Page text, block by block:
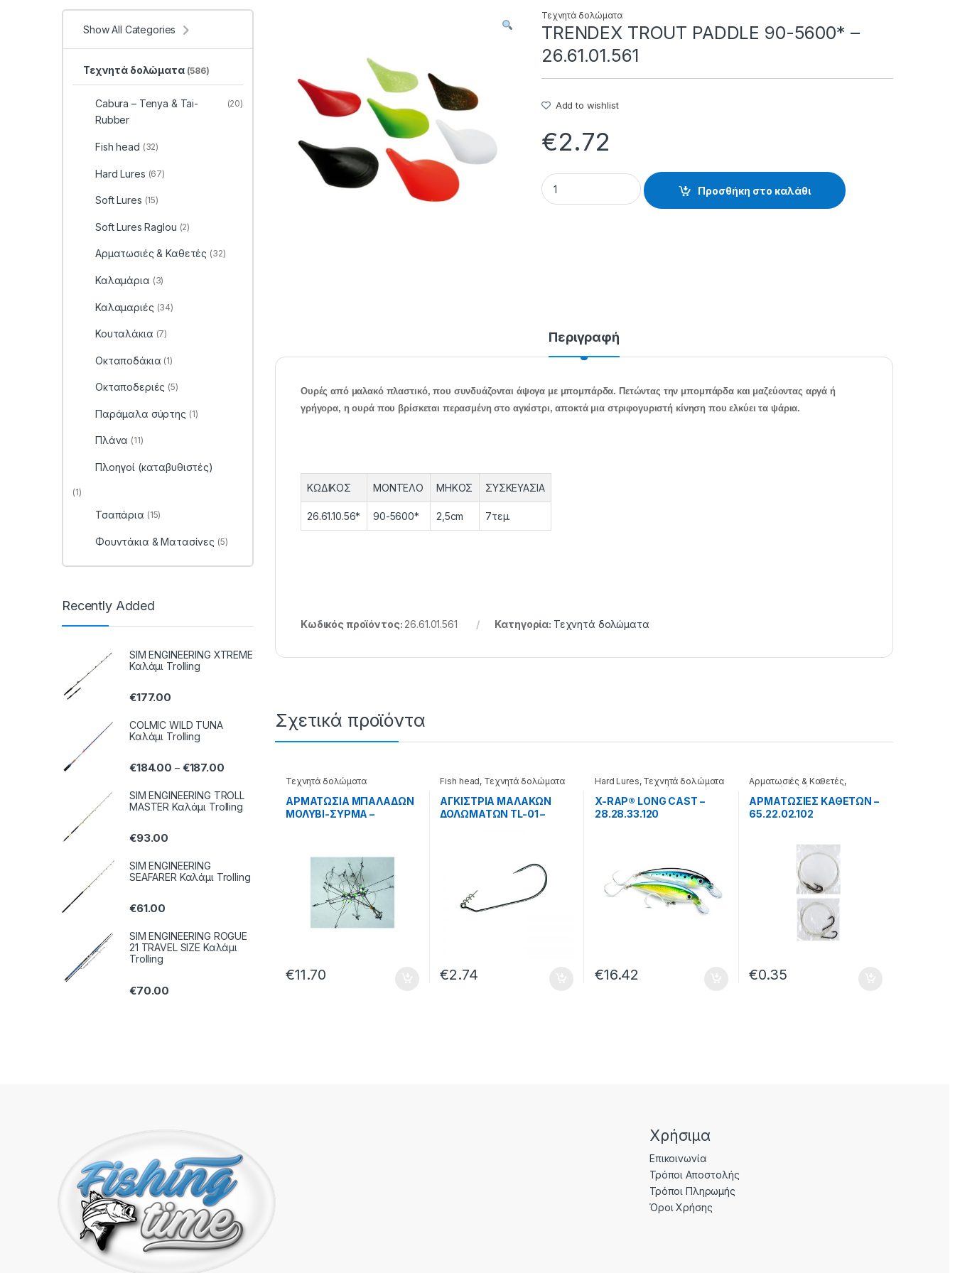
Τεχνητά δολώματα
TRENDEX TROUT PADDLE 90-5600* –
26.61.01.561
Add to wishlist
€2.72
TRENDEX TROUT PADDLE 90-5600* - 26.61.01.561 quantity
Προσθήκη στο καλάθι
Περιγραφή
Ουρές από μαλακό πλαστικό, που συνδυάζονται άψογα με μπομπάρδα. Πετώντας την μπομπάρδα και μαζεύοντας αργά ή
γρήγορα, η ουρά που βρίσκεται περασμένη στο αγκίστρι, αποκτά μια στριφογυριστή κίνηση που ελκύει τα ψάρια.
ΚΩΔΙΚΟΣ ΜΟΝΤΕΛΟ ΜΗΚΟΣ ΣΥΣΚΕΥΑΣΙΑ
26.61.10.56* 90-5600* 2,5cm 7τεμ.
Κωδικός προϊόντος: 26.61.01.561 Κατηγορία: Τεχνητά δολώματα
Σχετικά προϊόντα
Τεχνητά δολώματα
ΑΡΜΑΤΩΣΙΑ ΜΠΑΛΑΔΩΝ
ΜΟΛΥΒΙ-ΣΥΡΜΑ –
€11.70
Fish head, Τεχνητά δολώματα
ΑΓΚΙΣΤΡΙΑ ΜΑΛΑΚΩΝ
ΔΟΛΩΜΑΤΩΝ TL-01 –
€2.74
Hard Lures, Τεχνητά δολώματα
X-RAP® LONG CAST –
28.28.33.120
€16.42
Αρματωσιές & Καθετές,
Τεχνητά δολώματα
ΑΡΜΑΤΩΣΙΕΣ ΚΑΘΕΤΩΝ –
65.22.02.102
€0.35
Show All Categories
Τεχνητά δολώματα (586)
Cabura – Tenya & Tai-
Rubber
(20)
Fish head (32)
Hard Lures (67)
Soft Lures (15)
Soft Lures Raglou (2)
Αρματωσιές & Καθετές (32)
Καλαμάρια (3)
Καλαμαριές (34)
Κουταλάκια (7)
Οκταποδάκια (1)
Οκταποδεριές (5)
Παράμαλα σύρτης (1)
Πλάνα (11)
Πλοηγοί (καταβυθιστές)
(1)
Τσαπάρια (15)
Φουντάκια & Ματασίνες (5)
Recently Added
SIM ENGINEERING XTREME
Καλάμι Trolling
€177.00
COLMIC WILD TUNA
Καλάμι Trolling
€184.00 – €187.00
SIM ENGINEERING TROLL
MASTER Καλάμι Trolling
€93.00
SIM ENGINEERING
SEAFARER Καλάμι Trolling
€61.00
SIM ENGINEERING ROGUE
21 TRAVEL SIZE Καλάμι
Trolling
€70.00
Χρήσιμα
Επικοινωνία
Τρόποι Αποστολής
Τρόποι Πληρωμής
Όροι Χρήσης